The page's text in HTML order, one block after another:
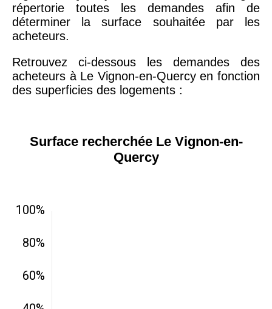
répertorie toutes les demandes afin de
déterminer la surface souhaitée par les
acheteurs.
Retrouvez ci-dessous les demandes des
acheteurs à Le Vignon-en-Quercy en fonction
des superficies des logements :
Surface recherchée Le Vignon-en-
Quercy